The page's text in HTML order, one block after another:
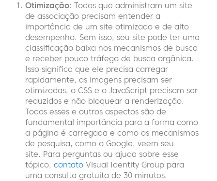
Otimização: Todos que administram um site
de associação precisam entender a
importância de um site otimizado e de alto
desempenho. Sem isso, seu site pode ter uma
classificação baixa nos mecanismos de busca
e receber pouco tráfego de busca orgânica.
Isso significa que ele precisa carregar
rapidamente, as imagens precisam ser
otimizadas, o CSS e o JavaScript precisam ser
reduzidos e não bloquear a renderização.
Todos esses e outros aspectos são de
fundamental importância para a forma como
a página é carregada e como os mecanismos
de pesquisa, como o Google, veem seu
site. Para perguntas ou ajuda sobre esse
tópico, contato Visual Identity Group para
uma consulta gratuita de 30 minutos.